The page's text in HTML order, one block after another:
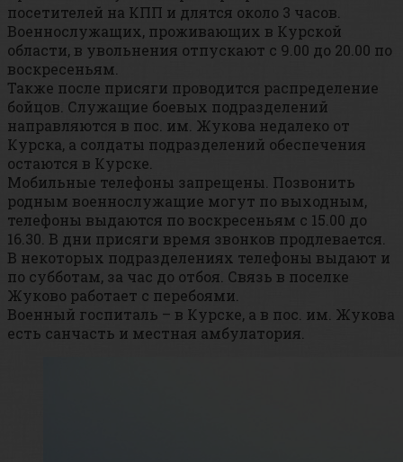
посетителей на КПП и длятся около 3 часов.
Военнослужащих, проживающих в Курской
области, в увольнения отпускают с 9.00 до 20.00 по
воскресеньям.
Также после присяги проводится распределение
бойцов. Служащие боевых подразделений
направляются в пос. им. Жукова недалеко от
Курска, а солдаты подразделений обеспечения
остаются в Курске.
Мобильные телефоны запрещены. Позвонить
родным военнослужащие могут по выходным,
телефоны выдаются по воскресеньям с 15.00 до
16.30. В дни присяги время звонков продлевается.
В некоторых подразделениях телефоны выдают и
по субботам, за час до отбоя. Связь в поселке
Жуково работает с перебоями.
Военный госпиталь – в Курске, а в пос. им. Жукова
есть санчасть и местная амбулатория.